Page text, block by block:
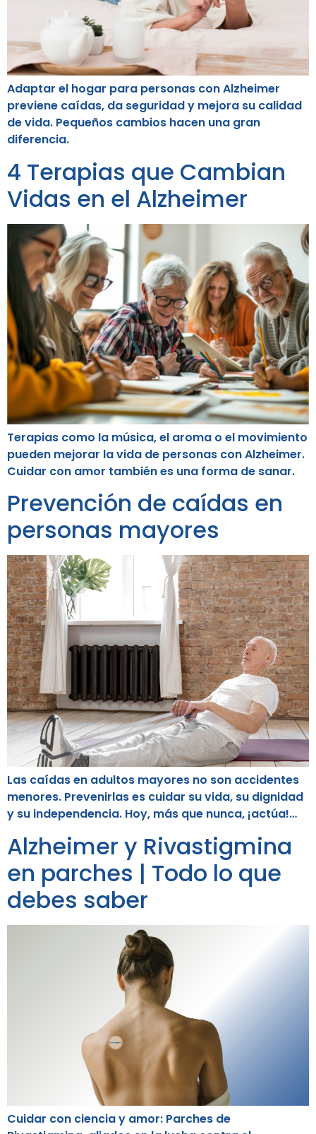
Adaptar el hogar para personas con Alzheimer
previene caídas, da seguridad y mejora su calidad
de vida. Pequeños cambios hacen una gran
diferencia.
4 Terapias que Cambian
Vidas en el Alzheimer
Terapias como la música, el aroma o el movimiento
pueden mejorar la vida de personas con Alzheimer.
Cuidar con amor también es una forma de sanar.
Prevención de caídas en
personas mayores
Las caídas en adultos mayores no son accidentes
menores. Prevenirlas es cuidar su vida, su dignidad
y su independencia. Hoy, más que nunca, ¡actúa!…
Alzheimer y Rivastigmina
en parches | Todo lo que
debes saber
Cuidar con ciencia y amor: Parches de